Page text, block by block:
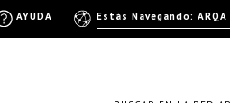
Estás Navegando:
AYUDA